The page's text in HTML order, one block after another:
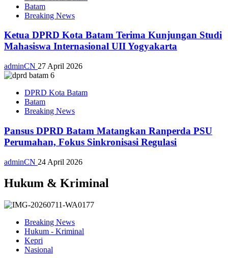
Batam
Breaking News
Ketua DPRD Kota Batam Terima Kunjungan Studi
Mahasiswa Internasional UII Yogyakarta
adminCN 27 April 2026
DPRD Kota Batam
Batam
Breaking News
Pansus DPRD Batam Matangkan Ranperda PSU
Perumahan, Fokus Sinkronisasi Regulasi
adminCN 24 April 2026
Hukum & Kriminal
Breaking News
Hukum - Kriminal
Kepri
Nasional